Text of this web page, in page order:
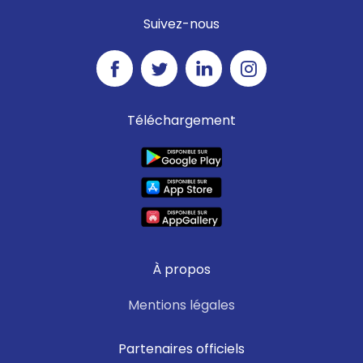
Suivez-nous
Téléchargement
À propos
Mentions légales
Partenaires officiels